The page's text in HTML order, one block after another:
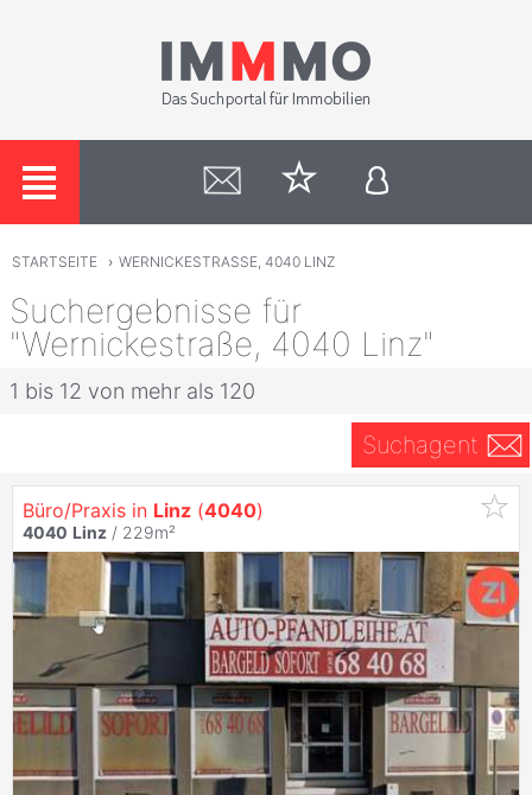
STARTSEITE › WERNICKESTRASSE, 4040 LINZ
Suchergebnisse für
"Wernickestraße, 4040 Linz"
1 bis 12 von mehr als 120
Suchagent
Büro/Praxis in Linz (4040)
4040 Linz / 229m²